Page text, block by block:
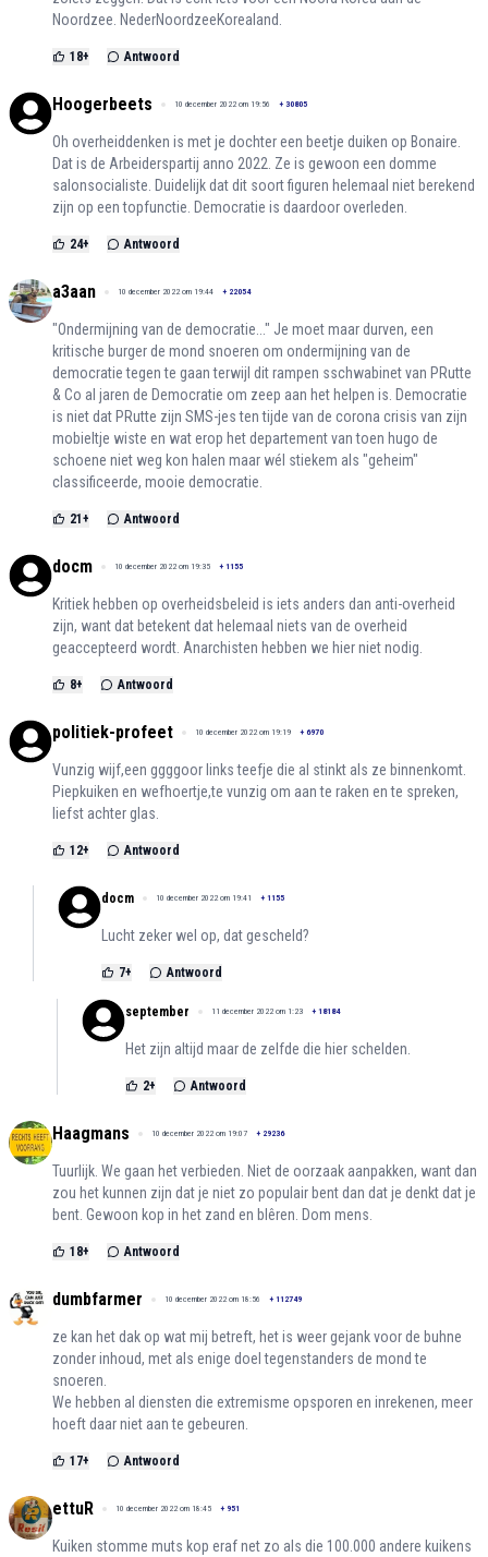
Noordzee. NederNoordzeeKorealand.
18+ Antwoord
Hoogerbeets 10 december 2022 om 19:56 + 30805
Oh overheiddenken is met je dochter een beetje duiken op Bonaire.
Dat is de Arbeiderspartij anno 2022. Ze is gewoon een domme
salonsocialiste. Duidelijk dat dit soort figuren helemaal niet berekend
zijn op een topfunctie. Democratie is daardoor overleden.
24+ Antwoord
a3aan 10 december 2022 om 19:44 + 22054
"Ondermijning van de democratie..." Je moet maar durven, een
kritische burger de mond snoeren om ondermijning van de
democratie tegen te gaan terwijl dit rampen sschwabinet van PRutte
& Co al jaren de Democratie om zeep aan het helpen is. Democratie
is niet dat PRutte zijn SMS-jes ten tijde van de corona crisis van zijn
mobieltje wiste en wat erop het departement van toen hugo de
schoene niet weg kon halen maar wél stiekem als "geheim"
classificeerde, mooie democratie.
21 + Antwoord
docm 10 december 2022 om 19:35 + 1155
Kritiek hebben op overheidsbeleid is iets anders dan anti-overheid
zijn, want dat betekent dat helemaal niets van de overheid
geaccepteerd wordt. Anarchisten hebben we hier niet nodig.
8+ Antwoord
politiek-profeet 10 december 2022 om 19:19 + 6970
Vunzig wijf,een ggggoor links teefje die al stinkt als ze binnenkomt.
Piepkuiken en wefhoertje,te vunzig om aan te raken en te spreken,
liefst achter glas.
12+ Antwoord
docm 10 december 2022 om 19:41 + 1155
Lucht zeker wel op, dat gescheld?
7+ Antwoord
september 11 december 2022 om 1:23 + 18184
Het zijn altijd maar de zelfde die hier schelden.
2+ Antwoord
Haagmans 10 december 2022 om 19:07 + 29236
Tuurlijk. We gaan het verbieden. Niet de oorzaak aanpakken, want dan
zou het kunnen zijn dat je niet zo populair bent dan dat je denkt dat je
bent. Gewoon kop in het zand en blêren. Dom mens.
18+ Antwoord
dumbfarmer 10 december 2022 om 18:56 + 112749
ze kan het dak op wat mij betreft, het is weer gejank voor de buhne
zonder inhoud, met als enige doel tegenstanders de mond te
snoeren.
We hebben al diensten die extremisme opsporen en inrekenen, meer
hoeft daar niet aan te gebeuren.
17+ Antwoord
ettuR 10 december 2022 om 18:45 + 951
Kuiken stomme muts kop eraf net zo als die 100.000 andere kuikens